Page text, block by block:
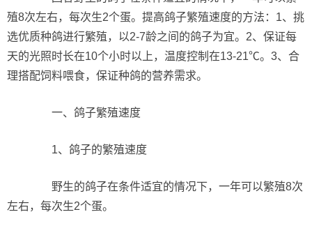
殖8次左右，每次生2个蛋。提高鸽子繁殖速度的方法：1、挑
选优质种鸽进行繁殖，以2-7龄之间的鸽子为宜。2、保证每
天的光照时长在10个小时以上，温度控制在13-21℃。3、合
理搭配饲料喂食，保证种鸽的营养需求。
一、鸽子繁殖速度
1、鸽子的繁殖速度
野生的鸽子在条件适宜的情况下，一年可以繁殖8次
左右，每次生2个蛋。